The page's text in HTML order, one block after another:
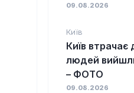
09.08.2026
Київ
Київ втрачає
людей
– ФОТО
09.08.2026